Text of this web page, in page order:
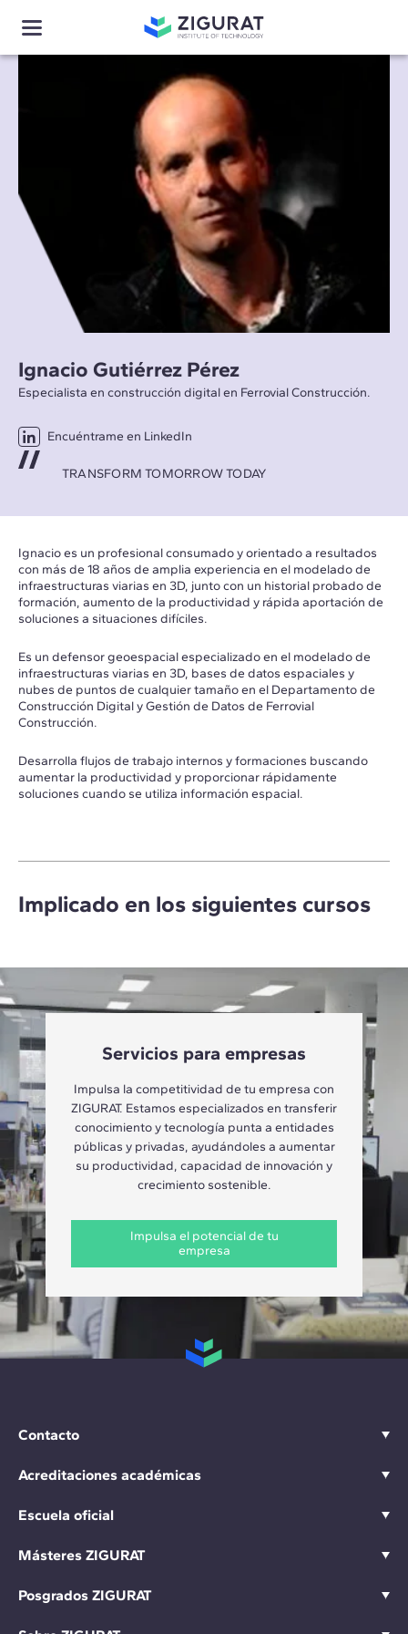
Ignacio Gutiérrez Pérez
Especialista en construcción digital en Ferrovial Construcción.
Encuéntrame en LinkedIn
TRANSFORM TOMORROW TODAY
Ignacio es un profesional consumado y orientado a resultados
con más de 18 años de amplia experiencia en el modelado de
infraestructuras viarias en 3D, junto con un historial probado de
formación, aumento de la productividad y rápida aportación de
soluciones a situaciones difíciles.
Es un defensor geoespacial especializado en el modelado de
infraestructuras viarias en 3D, bases de datos espaciales y
nubes de puntos de cualquier tamaño en el Departamento de
Construcción Digital y Gestión de Datos de Ferrovial
Construcción.
Desarrolla flujos de trabajo internos y formaciones buscando
aumentar la productividad y proporcionar rápidamente
soluciones cuando se utiliza información espacial.
Implicado en los siguientes cursos
Servicios para empresas
Impulsa la competitividad de tu empresa con
ZIGURAT. Estamos especializados en transferir
conocimiento y tecnología punta a entidades
públicas y privadas, ayudándoles a aumentar
su productividad, capacidad de innovación y
crecimiento sostenible.
Impulsa el potencial de tu
empresa
Contacto
Acreditaciones académicas
Escuela oficial
Másteres ZIGURAT
Posgrados ZIGURAT